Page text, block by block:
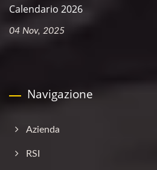
Calendario 2026
04 Nov, 2025
Navigazione
Azienda
RSI